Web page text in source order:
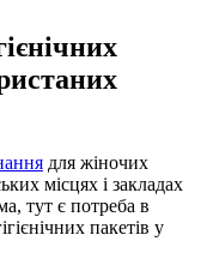
для жіночих
місцях і закладах
тут є потреба в
пакетів у